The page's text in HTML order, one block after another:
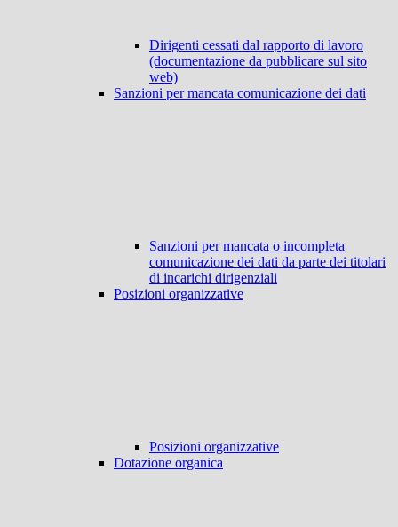
Dirigenti cessati dal rapporto di lavoro
(documentazione da pubblicare sul sito
web)
Sanzioni per mancata comunicazione dei dati
Sanzioni per mancata o incompleta
comunicazione dei dati da parte dei titolari
di incarichi dirigenziali
Posizioni organizzative
Posizioni organizzative
Dotazione organica